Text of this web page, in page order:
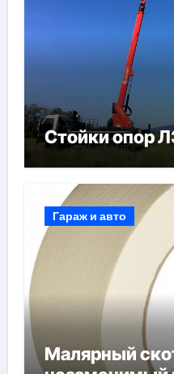
Стойки опор
Гараж и авто
Малярный